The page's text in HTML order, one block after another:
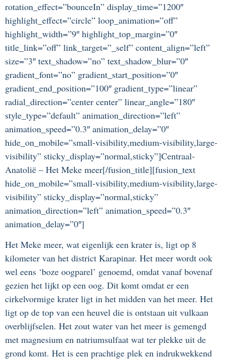
rotation_effect=”bounceIn” display_time=”1200″
highlight_effect=”circle” loop_animation=”off”
highlight_width=”9″ highlight_top_margin=”0″
title_link=”off” link_target=”_self” content_align=”left”
size=”3″ text_shadow=”no” text_shadow_blur=”0″
gradient_font=”no” gradient_start_position=”0″
gradient_end_position=”100″ gradient_type=”linear”
radial_direction=”center center” linear_angle=”180″
style_type=”default” animation_direction=”left”
animation_speed=”0.3″ animation_delay=”0″
hide_on_mobile=”small-visibility,medium-visibility,large-
visibility” sticky_display=”normal,sticky”]Centraal-
Anatolië – Het Meke meer[/fusion_title][fusion_text
hide_on_mobile=”small-visibility,medium-visibility,large-
visibility” sticky_display=”normal,sticky”
animation_direction=”left” animation_speed=”0.3″
animation_delay=”0″]
Het Meke meer, wat eigenlijk een krater is, ligt op 8
kilometer van het district Karapinar. Het meer wordt ook
wel eens ‘boze oogparel’ genoemd, omdat vanaf bovenaf
gezien het lijkt op een oog. Dit komt omdat er een
cirkelvormige krater ligt in het midden van het meer. Het
ligt op de top van een heuvel die is ontstaan uit vulkaan
overblijfselen. Het zout water van het meer is gemengd
met magnesium en natriumsulfaat wat ter plekke uit de
grond komt. Het is een prachtige plek en indrukwekkend